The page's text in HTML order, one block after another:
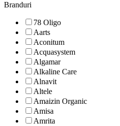
Branduri
78 Oligo
Aarts
Aconitum
Acquasystem
Algamar
Alkaline Care
Alnavit
Altele
Amaizin Organic
Amisa
Amrita